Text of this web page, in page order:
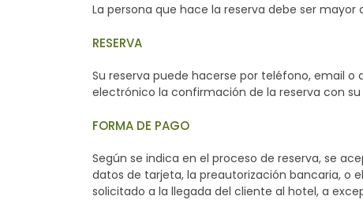
La persona que hace la reserva debe ser
RESERVA
Su reserva puede hacerse por teléfono, email
electrónico la confirmación de la reserva con
FORMA DE PAGO
Según se indica en el proceso de reserva, se
datos de tarjeta, la preautorización bancaria, o
solicitado a la llegada del cliente al hotel, a